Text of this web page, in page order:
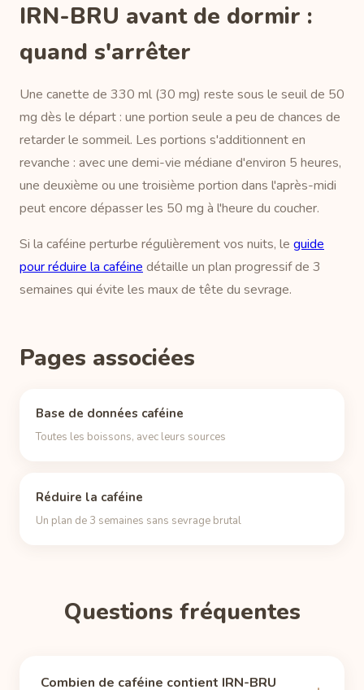
IRN-BRU avant de dormir :
quand s'arrêter
Une canette de 330 ml (30 mg) reste sous le seuil de 50
mg dès le départ : une portion seule a peu de chances de
retarder le sommeil. Les portions s'additionnent en
revanche : avec une demi-vie médiane d'environ 5 heures,
une deuxième ou une troisième portion dans l'après-midi
peut encore dépasser les 50 mg à l'heure du coucher.
Si la caféine perturbe régulièrement vos nuits, le guide
pour réduire la caféine détaille un plan progressif de 3
semaines qui évite les maux de tête du sevrage.
Pages associées
Base de données caféine
Toutes les boissons, avec leurs sources
Réduire la caféine
Un plan de 3 semaines sans sevrage brutal
Questions fréquentes
Combien de caféine contient IRN-BRU